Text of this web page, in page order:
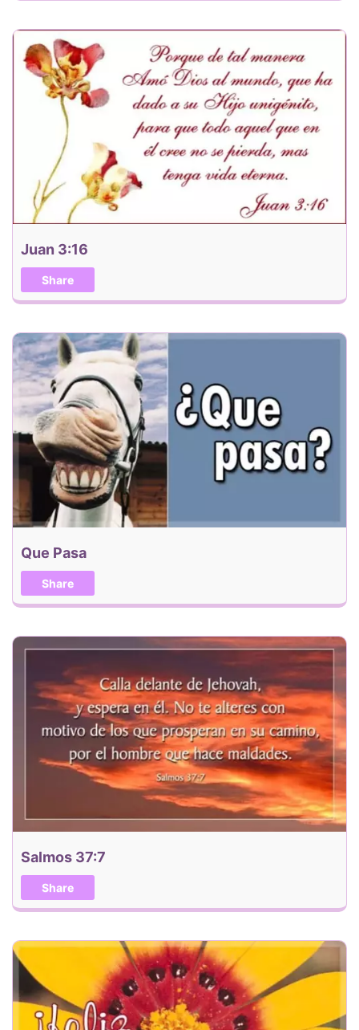
Juan 3:16
Share
Que Pasa
Share
Salmos 37:7
Share